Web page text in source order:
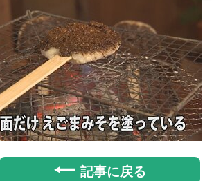
記事に戻る